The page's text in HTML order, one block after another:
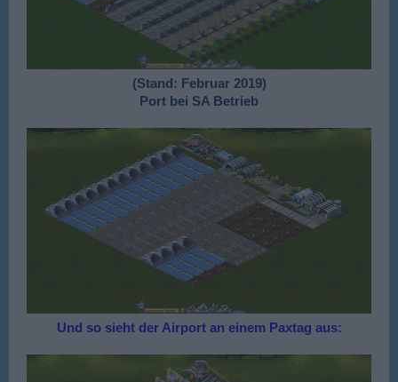
(Stand: Februar 2019)
Port bei SA Betrieb
Und so sieht der Airport an einem Paxtag aus: